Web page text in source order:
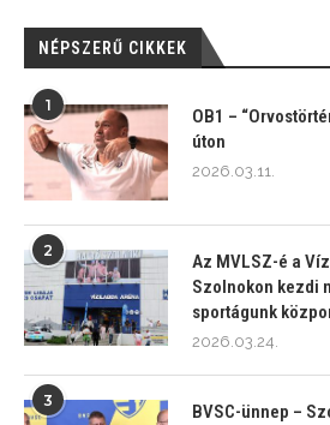
NÉPSZERŰ CIKKEK
1
OB1 –
úton
2026.03.11.
2
Az MVLSZ-é a
Szolnokon kezdi
sportágunk
2026.03.24.
3
BVSC-ünnep –